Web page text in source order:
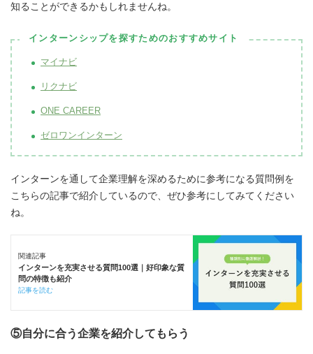
知ることができるかもしれませんね。
インターンシップを探すためのおすすめサイト
マイナビ
リクナビ
ONE CAREER
ゼロワンインターン
インターンを通して企業理解を深めるために参考になる質問例を
こちらの記事で紹介しているので、ぜひ参考にしてみてください
ね。
関連記事
インターンを充実させる質問100選｜好印象な質
問の特徴も紹介
記事を読む
⑤自分に合う企業を紹介してもらう